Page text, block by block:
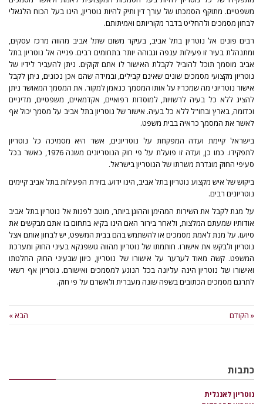
משפטיים. מתוקף הסמכתו של עורך דין ותיק להיות נוטריון, הינו בעל הכוח הלגאלי
לבחון מסמכים ולהחליט בדבר מקוריותם ואמיתותם.
רבים פונים אל נוטריון בתל אביב, בעיקר משום שתל אביב מהווה מרכז עסקים,
ומתנהלת בעיר זו פעילות ענפה וגבוהה יותר בתחומים רבים. פנייה אל נוטריון בתל
אביב מוסמך תוכל להוביל לקבלת האישור לו אתם זקוקים. ניתן להעביר לידיו של
נוטריון מקצועי מסמכים שונים שאינם קבילים, ובמידה שהם אכן נכונים, ניתן לקבל
אישור נוטריוני מה שמכריז על אותו המסמך כנאמן למקור. את המסמך המאושר ניתן
להציג ללא כל בעיה לרשויות, למוסדות רפואיים, אקדמאיים, משפטיים, מדיניים
וכדומה, בארץ ובחו"ל ללא כל בעיה. אישור של נוטריון בתל אביב על מסמך יכול אף
לאשר את המסמך כראיה בבית משפט.
בישראל קיימת ועדה המפקחת על נוטריונים, אשר היא מסמיכה כל נוטריון
לתפקידו. כמו כן, ועדה זו פועלת על פי חוק הנוטריונים משנה 1976, כאשר בכל
סעיפי החוק מוגדרת משרתו של הנוטריון בישראל.
ביקוש של איש מקצוע נוטריוןבתל אביב, הינו ידוע. בזירת הפעילות בתל אביב קיימים
נוטריונים רבים.
על מנת לקבל את השירות המהימן וההוגן ביותר, מוטב לפנות אל נוטריון בתל אביב
אודותיו שמעתם המלצות, ולאחר בירור האם הינו בקיא בתחום בו אתם מבקשים את
סיועו. על מנת לאמת מסמכים או להשתמש בהם בבית המשפט, יש לבחון אותם אצל
נוטריון ולבקש את אישורו. חותמתו של נוטריון מהווה גושפנקא בעיני החוק ומערכת
המשפט. קשה מאוד לערער על אישורו של נוטריון, כיוון שבעיני החוק החלטתו
ואישורו של נוטריון הינה עליונה בכל הנוגע למסמכים ואישורם. נוטריון אף רשאי
לתרגם מסמכים הכתובים בשפה שונה מעברית ולאשרם על פי חוק.
« הקודם הבא »
כתבות
נוטריון לאנגלית